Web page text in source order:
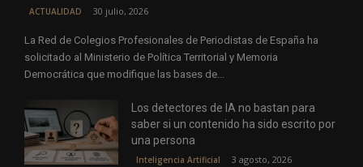
ACTUALIDAD 30 julio, 2026
La Red de Colegios Profesionales de Periodistas de España ha
solicitado al Ministerio de Política Territorial y Memoria
Democrática que modifique las bases de...
Los detectores de IA no bastan para
saber si un contenido ha sido escrito por
una persona
Inteligencia Artificial 3 agosto, 2026